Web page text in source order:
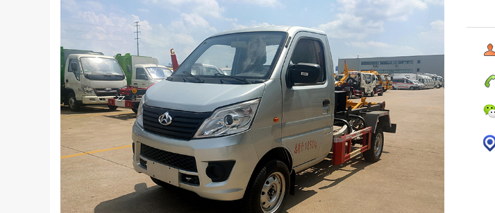
绿化洒水车 雾炮抑尘车 环卫垃圾车